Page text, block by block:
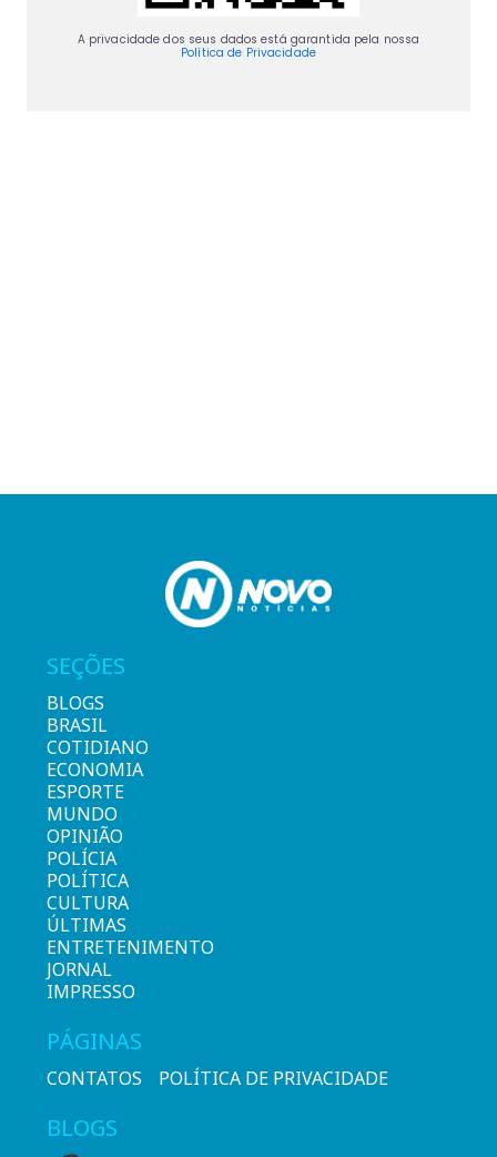
A privacidade dos seus dados está garantida pela nossa
Política de Privacidade
SEÇÕES
BLOGS
BRASIL
COTIDIANO
ECONOMIA
ESPORTE
MUNDO
OPINIÃO
POLÍCIA
POLÍTICA
CULTURA
ÚLTIMAS
ENTRETENIMENTO
JORNAL
IMPRESSO
PÁGINAS
CONTATOS POLÍTICA DE PRIVACIDADE
BLOGS